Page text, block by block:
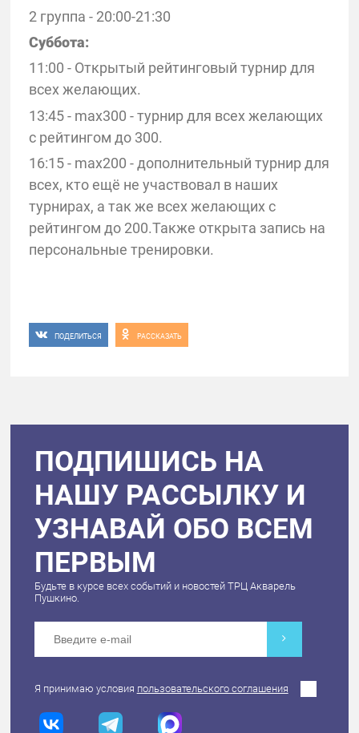
2 группа - 20:00-21:30
Суббота:
11:00 - Открытый рейтинговый турнир для
всех желающих.
13:45 - max300 - турнир для всех желающих
с рейтингом до 300.
16:15 - max200 - дополнительный турнир для
всех, кто ещё не участвовал в наших
турнирах, а так же всех желающих с
рейтингом до 200.Также открыта запись на
персональные тренировки.
ПОДЕЛИТЬСЯ РАССКАЗАТЬ
ПОДПИШИСЬ НА
НАШУ РАССЫЛКУ И
УЗНАВАЙ ОБО ВСЕМ
ПЕРВЫМ
Будьте в курсе всех событий и новостей ТРЦ Акварель
Пушкино.
Я принимаю условия пользовательского соглашения